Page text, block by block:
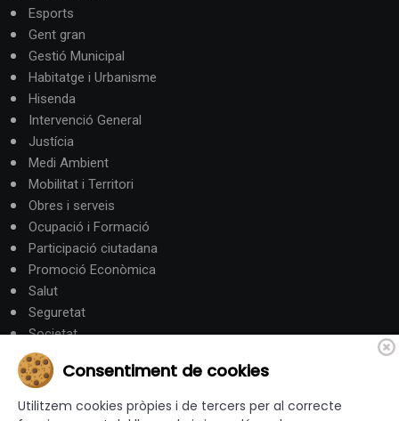
Esports
Gent gran
Gestió Municipal
Habitatge i Urbanisme
Hisenda
Intervenció General
Justícia
Medi Ambient
Mobilitat i Territori
Obres i serveis
Ocupació i Formació
Participació ciutadana
Promoció Econòmica
Salut
Seguretat
Societat
Turisme
Altres Canals
Consentiment de cookies
Utilitzem cookies pròpies i de tercers per al correcte